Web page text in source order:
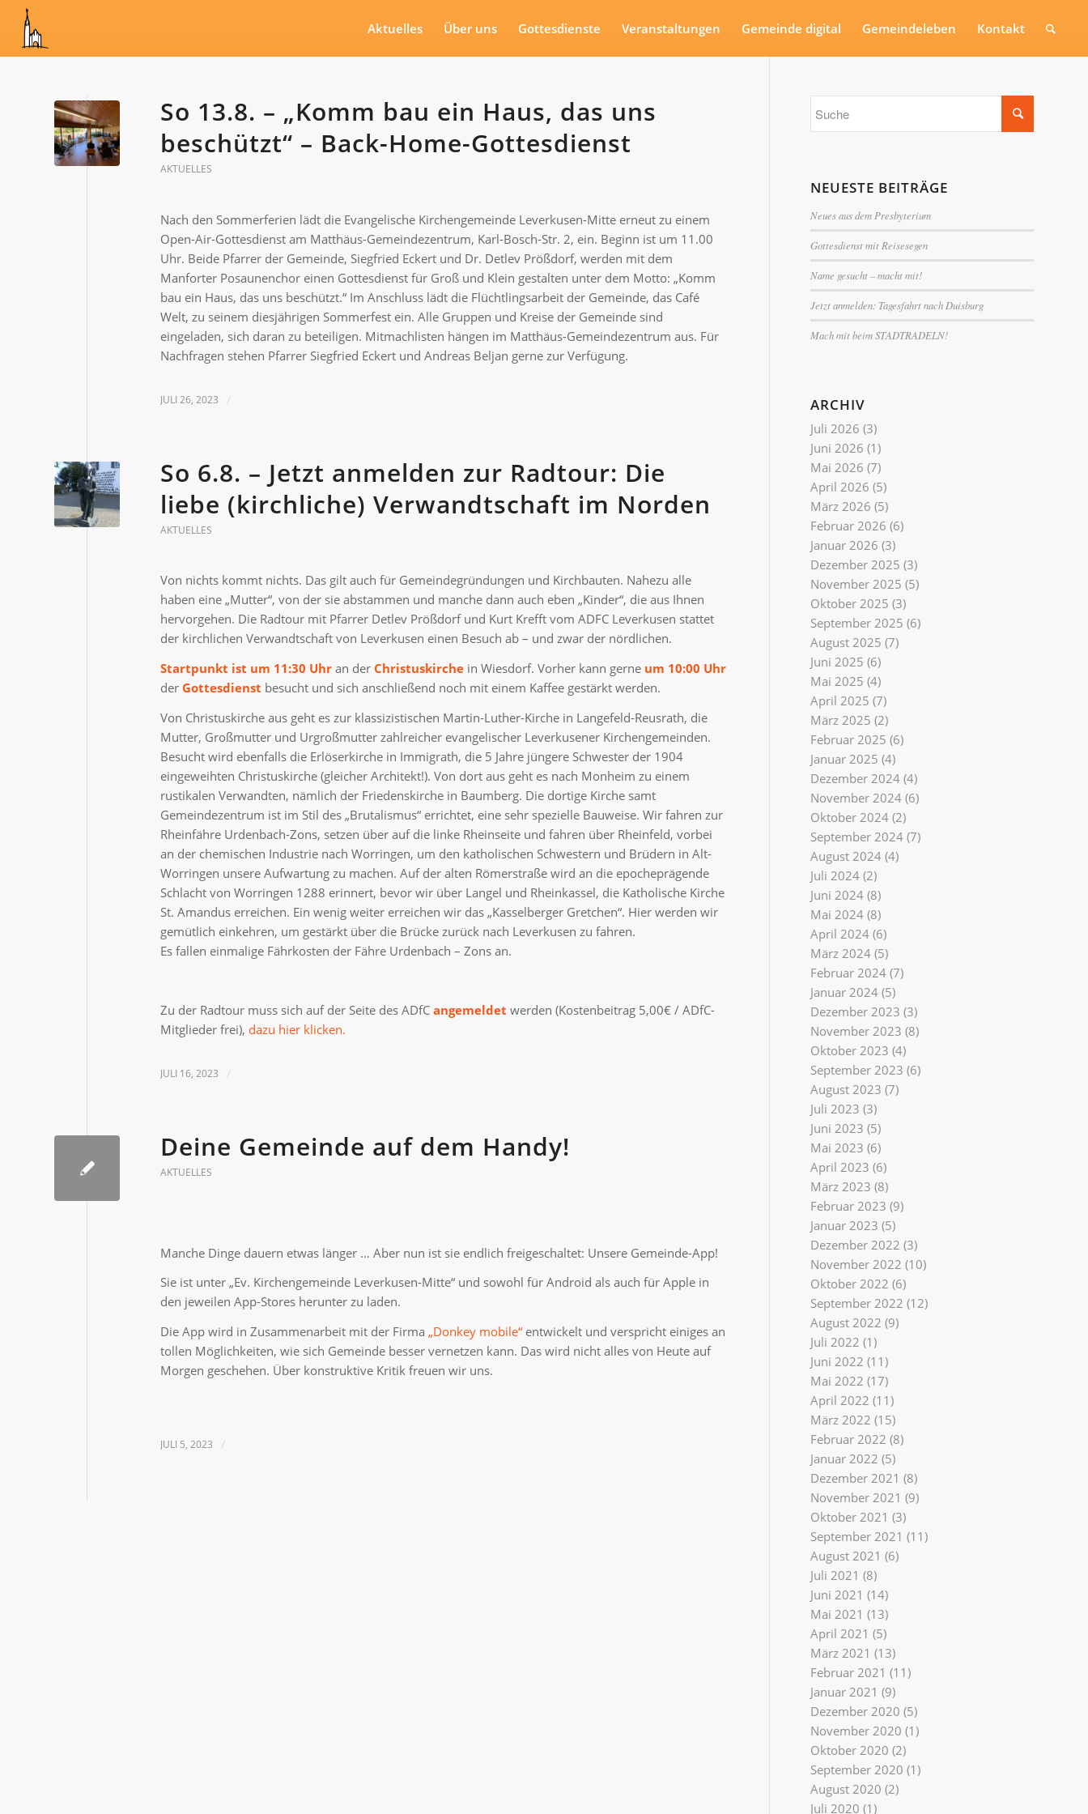
Aktuelles Über uns Gottesdienste Veranstaltungen Gemeinde digital Gemeindeleben Kontakt
So 13.8. – „Komm bau ein Haus, das uns
beschützt“ – Back-Home-Gottesdienst
AKTUELLES
Nach den Sommerferien lädt die Evangelische Kirchengemeinde Leverkusen-Mitte erneut zu einem
Open-Air-Gottesdienst am Matthäus-Gemeindezentrum, Karl-Bosch-Str. 2, ein. Beginn ist um 11.00
Uhr. Beide Pfarrer der Gemeinde, Siegfried Eckert und Dr. Detlev Prößdorf, werden mit dem
Manforter Posaunenchor einen Gottesdienst für Groß und Klein gestalten unter dem Motto: „Komm
bau ein Haus, das uns beschützt.“ Im Anschluss lädt die Flüchtlingsarbeit der Gemeinde, das Café
Welt, zu seinem diesjährigen Sommerfest ein. Alle Gruppen und Kreise der Gemeinde sind
eingeladen, sich daran zu beteiligen. Mitmachlisten hängen im Matthäus-Gemeindezentrum aus. Für
Nachfragen stehen Pfarrer Siegfried Eckert und Andreas Beljan gerne zur Verfügung.
JULI 26, 2023 /
So 6.8. – Jetzt anmelden zur Radtour: Die
liebe (kirchliche) Verwandtschaft im Norden
AKTUELLES
Von nichts kommt nichts. Das gilt auch für Gemeindegründungen und Kirchbauten. Nahezu alle
haben eine „Mutter“, von der sie abstammen und manche dann auch eben „Kinder“, die aus Ihnen
hervorgehen. Die Radtour mit Pfarrer Detlev Prößdorf und Kurt Krefft vom ADFC Leverkusen stattet
der kirchlichen Verwandtschaft von Leverkusen einen Besuch ab – und zwar der nördlichen.
Startpunkt ist um 11:30 Uhr an der Christuskirche in Wiesdorf. Vorher kann gerne um 10:00 Uhr
der Gottesdienst besucht und sich anschließend noch mit einem Kaffee gestärkt werden.
Von Christuskirche aus geht es zur klassizistischen Martin-Luther-Kirche in Langefeld-Reusrath, die
Mutter, Großmutter und Urgroßmutter zahlreicher evangelischer Leverkusener Kirchengemeinden.
Besucht wird ebenfalls die Erlöserkirche in Immigrath, die 5 Jahre jüngere Schwester der 1904
eingeweihten Christuskirche (gleicher Architekt!). Von dort aus geht es nach Monheim zu einem
rustikalen Verwandten, nämlich der Friedenskirche in Baumberg. Die dortige Kirche samt
Gemeindezentrum ist im Stil des „Brutalismus“ errichtet, eine sehr spezielle Bauweise. Wir fahren zur
Rheinfähre Urdenbach-Zons, setzen über auf die linke Rheinseite und fahren über Rheinfeld, vorbei
an der chemischen Industrie nach Worringen, um den katholischen Schwestern und Brüdern in Alt-
Worringen unsere Aufwartung zu machen. Auf der alten Römerstraße wird an die epocheprägende
Schlacht von Worringen 1288 erinnert, bevor wir über Langel und Rheinkassel, die Katholische Kirche
St. Amandus erreichen. Ein wenig weiter erreichen wir das „Kasselberger Gretchen“. Hier werden wir
gemütlich einkehren, um gestärkt über die Brücke zurück nach Leverkusen zu fahren.
Es fallen einmalige Fährkosten der Fähre Urdenbach – Zons an.
Zu der Radtour muss sich auf der Seite des ADfC angemeldet werden (Kostenbeitrag 5,00€ / ADfC-
Mitglieder frei), dazu hier klicken.
JULI 16, 2023 /
Deine Gemeinde auf dem Handy!
AKTUELLES
Manche Dinge dauern etwas länger … Aber nun ist sie endlich freigeschaltet: Unsere Gemeinde-App!
Sie ist unter „Ev. Kirchengemeinde Leverkusen-Mitte“ und sowohl für Android als auch für Apple in
den jeweilen App-Stores herunter zu laden.
Die App wird in Zusammenarbeit mit der Firma „Donkey mobile“ entwickelt und verspricht einiges an
tollen Möglichkeiten, wie sich Gemeinde besser vernetzen kann. Das wird nicht alles von Heute auf
Morgen geschehen. Über konstruktive Kritik freuen wir uns.
JULI 5, 2023 /
NEUESTE BEITRÄGE
Neues aus dem Presbyterium
Gottesdienst mit Reisesegen
Name gesucht – macht mit!
Jetzt anmelden: Tagesfahrt nach Duisburg
Mach mit beim STADTRADELN!
ARCHIV
Juli 2026 (3)
Juni 2026 (1)
Mai 2026 (7)
April 2026 (5)
März 2026 (5)
Februar 2026 (6)
Januar 2026 (3)
Dezember 2025 (3)
November 2025 (5)
Oktober 2025 (3)
September 2025 (6)
August 2025 (7)
Juni 2025 (6)
Mai 2025 (4)
April 2025 (7)
März 2025 (2)
Februar 2025 (6)
Januar 2025 (4)
Dezember 2024 (4)
November 2024 (6)
Oktober 2024 (2)
September 2024 (7)
August 2024 (4)
Juli 2024 (2)
Juni 2024 (8)
Mai 2024 (8)
April 2024 (6)
März 2024 (5)
Februar 2024 (7)
Januar 2024 (5)
Dezember 2023 (3)
November 2023 (8)
Oktober 2023 (4)
September 2023 (6)
August 2023 (7)
Juli 2023 (3)
Juni 2023 (5)
Mai 2023 (6)
April 2023 (6)
März 2023 (8)
Februar 2023 (9)
Januar 2023 (5)
Dezember 2022 (3)
November 2022 (10)
Oktober 2022 (6)
September 2022 (12)
August 2022 (9)
Juli 2022 (1)
Juni 2022 (11)
Mai 2022 (17)
April 2022 (11)
März 2022 (15)
Februar 2022 (8)
Januar 2022 (5)
Dezember 2021 (8)
November 2021 (9)
Oktober 2021 (3)
September 2021 (11)
August 2021 (6)
Juli 2021 (8)
Juni 2021 (14)
Mai 2021 (13)
April 2021 (5)
März 2021 (13)
Februar 2021 (11)
Januar 2021 (9)
Dezember 2020 (5)
November 2020 (1)
Oktober 2020 (2)
September 2020 (1)
August 2020 (2)
Juli 2020 (1)